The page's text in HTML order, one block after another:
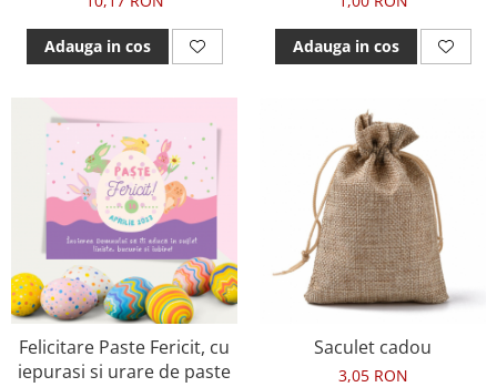
Adauga in cos Adauga in cos
Felicitare Paste Fericit, cu
iepurasi si urare de paste
Saculet cadou
3,05 RON